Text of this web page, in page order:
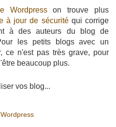
Wordpresson trouve plus
à jour de sécuritéqui corrige
à des auteurs du blog de
les petits blogs avec un
ce n'est pas très grave, pour
beaucoup plus.
vos blog...
Wordpress